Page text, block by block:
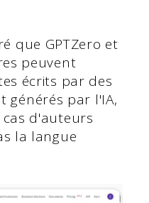
que GPTZero et
peuvent
écrits par des
générés par l'IA,
d'auteurs
la langue